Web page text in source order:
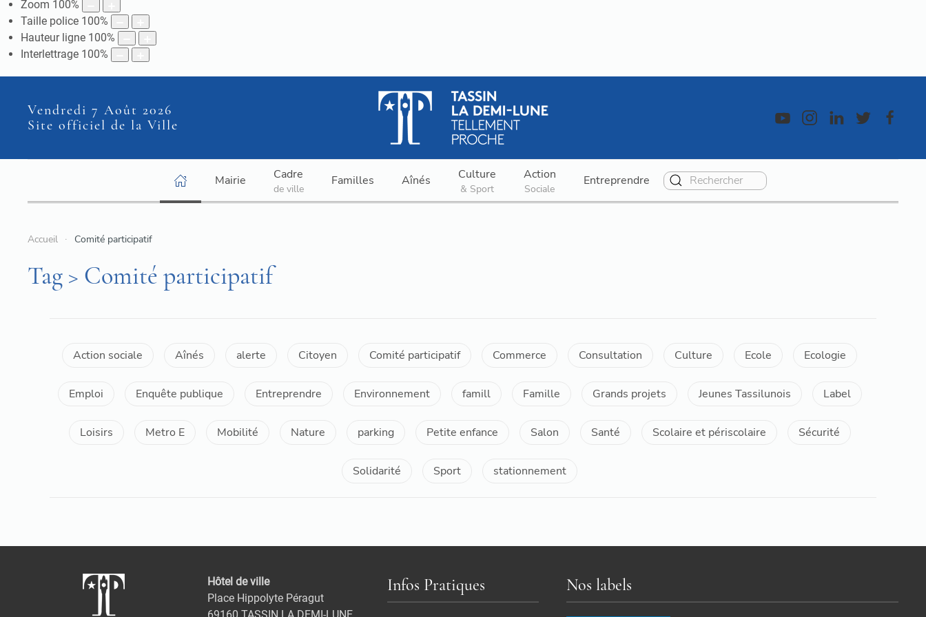
Zoom 100%
Taille police 100%
Hauteur ligne 100%
Interlettrage 100%
Vendredi 7 Août 2026
Site officiel de la Ville
Mairie Cadre
de ville
Familles Aînés Culture
& Sport
Action
Sociale
Entreprendre
Accueil Comité participatif
Tag > Comité participatif
Action sociale Aînés alerte Citoyen Comité participatif Commerce Consultation Culture Ecole Ecologie
Emploi Enquête publique Entreprendre Environnement famill Famille Grands projets Jeunes Tassilunois Label
Loisirs Metro E Mobilité Nature parking Petite enfance Salon Santé Scolaire et périscolaire Sécurité
Solidarité Sport stationnement
Hôtel de ville
Place Hippolyte Péragut
Infos Pratiques Nos labels